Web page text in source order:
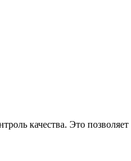
качества. Это